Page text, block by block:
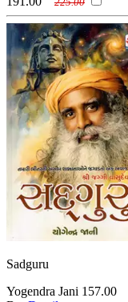
Sadguru
Yogendra Jani 157.00